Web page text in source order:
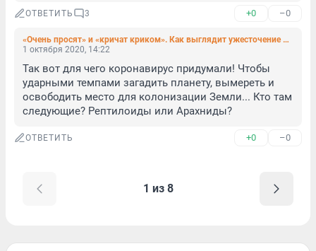
ОТВЕТИТЬ 3 +0 –0
«Очень просят» и «кричат криком». Как выглядит ужесточение масочного режима в Петербурге (фото)
1 октября 2020, 14:22
Так вот для чего коронавирус придумали! Чтобы
ударными темпами загадить планету, вымереть и
освободить место для колонизации Земли... Кто там
следующие? Рептилоиды или Арахниды?
ОТВЕТИТЬ +0 –0
1 из 8